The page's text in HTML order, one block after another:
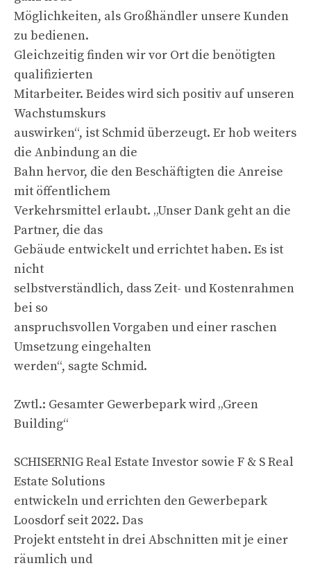
Möglichkeiten, als Großhändler unsere Kunden
zu bedienen.
Gleichzeitig finden wir vor Ort die benötigten
qualifizierten
Mitarbeiter. Beides wird sich positiv auf unseren
Wachstumskurs
auswirken“, ist Schmid überzeugt. Er hob weiters
die Anbindung an die
Bahn hervor, die den Beschäftigten die Anreise
mit öffentlichem
Verkehrsmittel erlaubt. „Unser Dank geht an die
Partner, die das
Gebäude entwickelt und errichtet haben. Es ist
nicht
selbstverständlich, dass Zeit- und Kostenrahmen
bei so
anspruchsvollen Vorgaben und einer raschen
Umsetzung eingehalten
werden“, sagte Schmid.
Zwtl.: Gesamter Gewerbepark wird „Green
Building“
SCHISERNIG Real Estate Investor sowie F & S Real
Estate Solutions
entwickeln und errichten den Gewerbepark
Loosdorf seit 2022. Das
Projekt entsteht in drei Abschnitten mit je einer
räumlich und